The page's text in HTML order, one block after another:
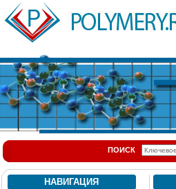
ПОИСК
НАВИГАЦИЯ